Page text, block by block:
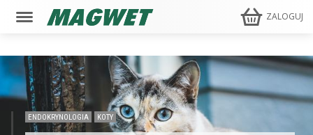
ZALOGUJ
ENDOKRYNOLOGIA KOTY